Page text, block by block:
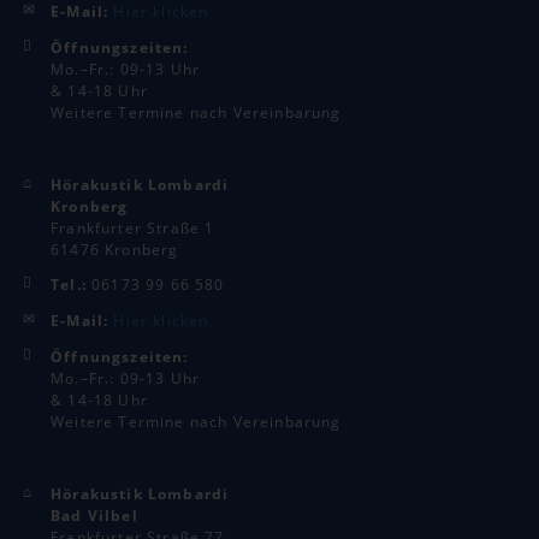
E-Mail:
Öffnungszeiten:
Mo.–Fr.: 09-13 Uhr
& 14-18 Uhr
Weitere Termine nach Vereinbarung
Hörakustik Lombardi
Kronberg
Frankfurter Straße 1
61476 Kronberg
Tel.: 06173 99 66 580
E-Mail:
Öffnungszeiten:
Mo.–Fr.: 09-13 Uhr
& 14-18 Uhr
Weitere Termine nach Vereinbarung
Hörakustik Lombardi
Bad Vilbel